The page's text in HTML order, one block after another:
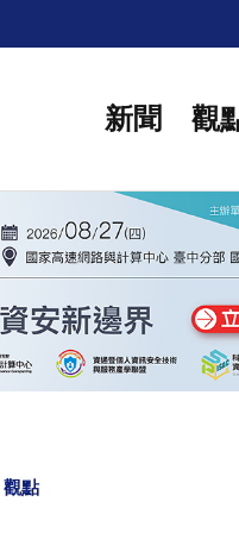
新聞 觀
觀點